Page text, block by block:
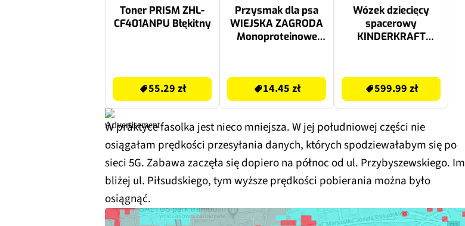
Toner PRISM ZHL-
CF401ANPU Błękitny
55.29 zł
Przysmak dla psa
WIEJSKA ZAGRODA
Monoproteinowe
14.45 zł
Wózek dziecięcy
spacerowy
KINDERKRAFT
599.99 zł
W praktyce fasolka jest nieco mniejsza. W jej południowej części nie
osiągałam prędkości przesyłania danych, których spodziewałabym się po
sieci 5G. Zabawa zaczęła się dopiero na północ od ul. Przybyszewskiego. Im
bliżej ul. Piłsudskiego, tym wyższe prędkości pobierania można było
osiągnąć.